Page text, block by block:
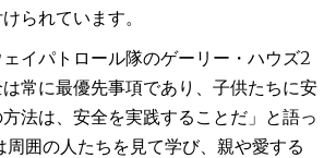
られています。
イパトロール隊のゲーリー・ハウズ2
常に最優先事項であり、子供たちに安
法は、安全を実践することだ」と語っ
周囲の人たちを見て学び、親や愛する